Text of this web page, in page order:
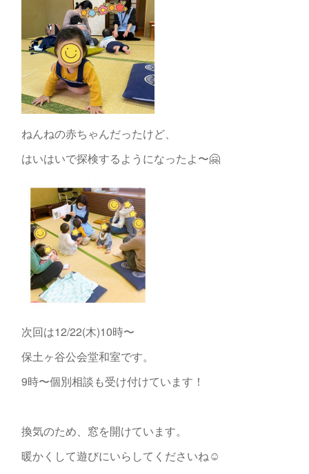
ねんねの赤ちゃんだったけど、
はいはいで探検するようになったよ〜🤗
次回は12/22(木)10時〜
保土ヶ谷公会堂和室です。
9時〜個別相談も受け付けています！
換気のため、窓を開けています。
暖かくして遊びにいらしてくださいね☺️